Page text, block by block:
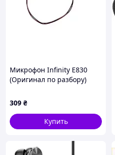
Микрофон Infinity E830
(Оригинал по разбору)
309 ₴
Купить